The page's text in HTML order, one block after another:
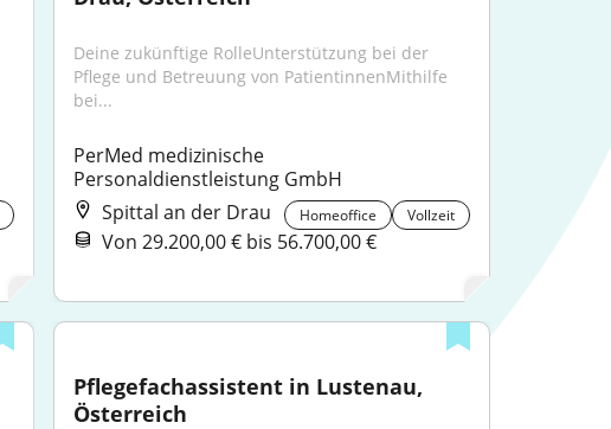
Deine zukünftige RolleUnterstützung bei der
Pflege und Betreuung von PatientinnenMithilfe
bei...
PerMed medizinische
Personaldienstleistung GmbH
Spittal an der Drau
Homeoffice Vollzeit
Von 29.200,00 € bis 56.700,00 €
Pflegefachassistent in Lustenau,
Österreich